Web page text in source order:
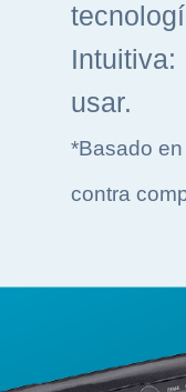
Intuitiva:
usar.
*Basado
contra